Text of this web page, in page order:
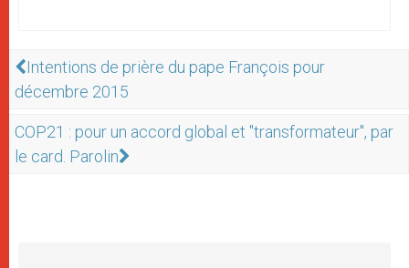
Intentions de prière du pape François pour
décembre 2015
COP21 : pour un accord global et "transformateur", par
le card. Parolin